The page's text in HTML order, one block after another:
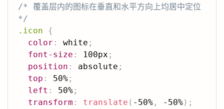
/* 覆盖层内的图标在垂直和水平方向上均居中定位
*/
.icon
{
color : white ;
font-size : 100px ;
position : absolute ;
top : 50% ;
left : 50% ;
transform : translate ( -50% , -50%) ;